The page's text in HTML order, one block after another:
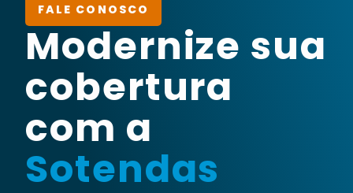
FALE CONOSCO
Modernize sua
cobertura
com a
Sotendas